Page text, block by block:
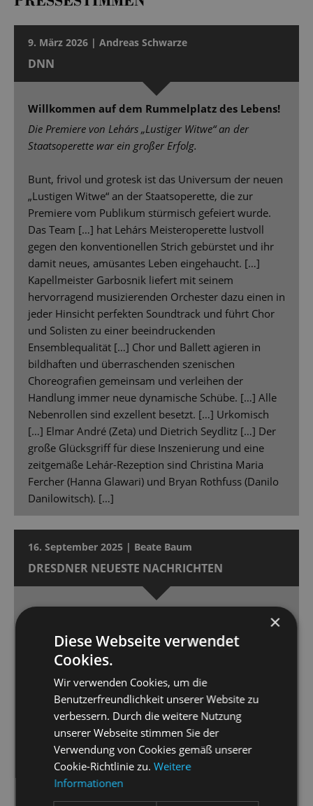
9. März 2026 | Andreas Schwarze
DNN
Willkommen auf dem Rummelplatz des Lebens!
Die Premiere von Lehárs „Lustiger Witwe“ an der
Staatsoperette war ein großer Erfolg.
Bunt, frivol und grotesk ist das Universum der neuen
„Lustigen Witwe“ an der Staatsoperette, die zur
Premiere vom Publikum stürmisch gefeiert wurde.
Das Team […] hat Lehárs Meisteroperette lustvoll
gegen den konventionellen Strich gebürstet und ihr
damit neues, amüsantes Leben eingehaucht. […]
Kapellmeister Garbosnik liefert mit seinem
hervorragend musizierenden Orchester dazu einen in
jeder Hinsicht perfekten Soundtrack und führt Chor
und Solisten zu einer beeindruckenden
Ensemblequalität […] Chor und Ballett agieren in
bildhaften und überraschenden szenischen
Choreografien gemeinsam und verleihen der
Handlung immer neue dynamische Schübe. […] Alle
Nebenrollen sind exzellent besetzt. […] Urkomisch
[…] Elmar André (Zeta) und Dietrich Seydlitz […] Der
große Glücksgriff für diese Inszenierung und eine
zeitgemäße Lehár-Rezeption sind Christina Maria
Fercher (Hanna Glawari) und Bryan Rothfuss (Danilo
Danilowitsch). […]
16. September 2025 | Beate Baum
DRESDNER NEUESTE NACHRICHTEN
Die „Kinostar“-Inszenierung der Staatsoperette
Dresden feierte Premiere.
[…] das ist sehens- und vor allem hörenswert. […]
Perfekt choreografiert und musikalisch in Szene
gesetzt, kann man sich mit „Kinostar“ [...] 90 Minuten
lang unterhalten lassen. […] Dimitra Kalaitzi macht
ihre Sache großartig. […] Ihr Gegenpart, Gero
Wendorff als Axel Swift, ist ein überzeugender
Hallodri, der ebenfalls gesanglich überzeugt […] Ein
wirklicher Pluspunkt der Inszenierung ist jedoch die
×
Diese Webseite verwendet
Cookies.
Wir verwenden Cookies, um die
Benutzerfreundlichkeit unserer Website zu
verbessern. Durch die weitere Nutzung
unserer Webseite stimmen Sie der
Verwendung von Cookies gemäß unserer
Cookie-Richtlinie zu.Weitere
Informationen